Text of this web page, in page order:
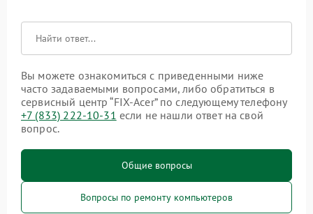
Вы можете ознакомиться с приведенными ниже
часто задаваемыми вопросами, либо обратиться в
сервисный центр “FIX-Acer” по следующему телефону
+7 (833) 222-10-31 если не нашли ответ на свой
вопрос.
Общие вопросы
Вопросы по ремонту компьютеров